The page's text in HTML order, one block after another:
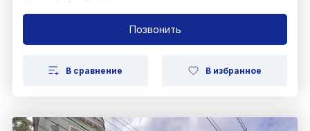
Позвонить
В сравнение В избранное